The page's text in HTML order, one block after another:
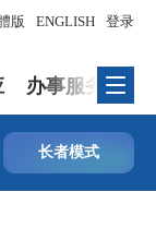
登录
版 ENGLISH
办事服务
长者模式